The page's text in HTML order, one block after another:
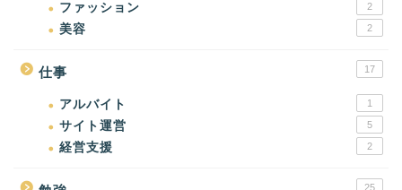
ファッション 2
美容 2
仕事 17
アルバイト 1
サイト運営 5
経営支援 2
25